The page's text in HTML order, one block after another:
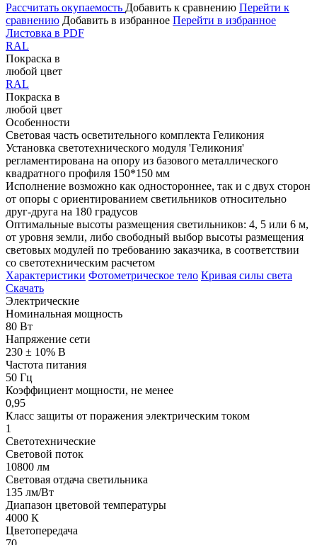
Рассчитать окупаемость Добавить к сравнению Перейти к
сравнению Добавить в избранное Перейти в избранное
Листовка в PDF
RAL
Покраска в
любой цвет
RAL
Покраска в
любой цвет
Особенности
Световая часть осветительного комплекта Геликония
Установка светотехнического модуля 'Геликония'
регламентирована на опору из базового металлического
квадратного профиля 150*150 мм
Исполнение возможно как одностороннее, так и с двух сторон
от опоры с ориентированием светильников относительно
друг-друга на 180 градусов
Оптимальные высоты размещения светильников: 4, 5 или 6 м,
от уровня земли, либо свободный выбор высоты размещения
световых модулей по требованию заказчика, в соответствии
со светотехническим расчетом
Характеристики Фотометрическое тело Кривая силы света
Скачать
Электрические
Номинальная мощность
80 Вт
Напряжение сети
230 ± 10% В
Частота питания
50 Гц
Коэффициент мощности, не менее
0,95
Класс защиты от поражения электрическим током
1
Светотехнические
Световой поток
10800 лм
Световая отдача светильника
135 лм/Вт
Диапазон цветовой температуры
4000 К
Цветопередача